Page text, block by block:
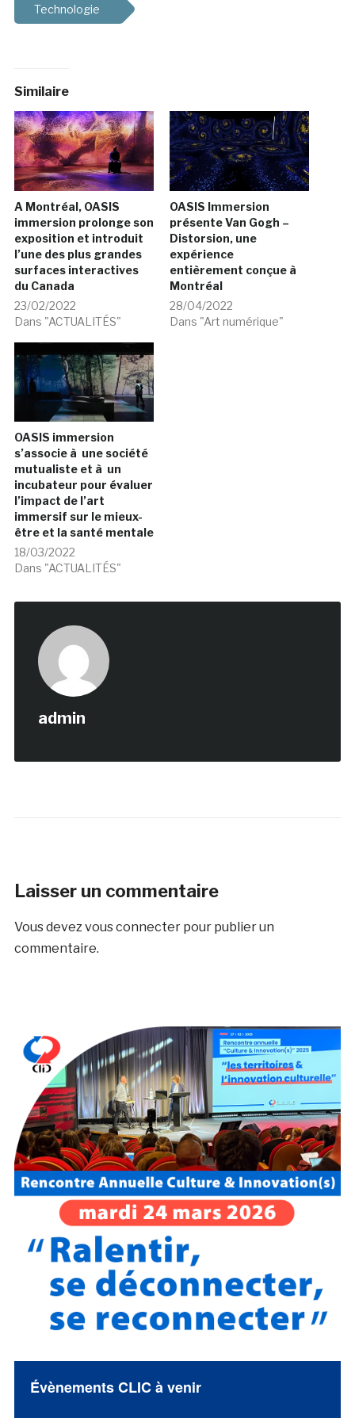
Technologie
Similaire
A Montréal, OASIS
immersion prolonge son
exposition et introduit
l’une des plus grandes
surfaces interactives
du Canada
23/02/2022
Dans "ACTUALITÉS"
OASIS Immersion
présente Van Gogh –
Distorsion, une
expérience
entièrement conçue à
Montréal
28/04/2022
Dans "Art numérique"
OASIS immersion
s’associe à une société
mutualiste et à un
incubateur pour évaluer
l’impact de l’art
immersif sur le mieux-
être et la santé mentale
18/03/2022
Dans "ACTUALITÉS"
admin
Laisser un commentaire
Vous devezvous connecterpour publier un
commentaire.
Évènements CLIC à venir